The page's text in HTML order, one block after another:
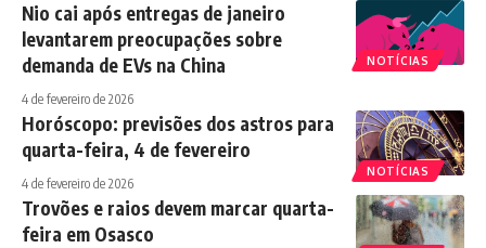
NOTÍCIAS
Nio cai após entregas de janeiro
levantarem preocupações sobre
demanda de EVs na China
4 de fevereiro de 2026
NOTÍCIAS
Horóscopo: previsões dos astros para
quarta-feira, 4 de fevereiro
4 de fevereiro de 2026
Trovões e raios devem marcar quarta-
feira em Osasco